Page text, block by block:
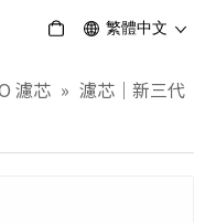
繁體中文
濾芯 » 濾芯｜新三代